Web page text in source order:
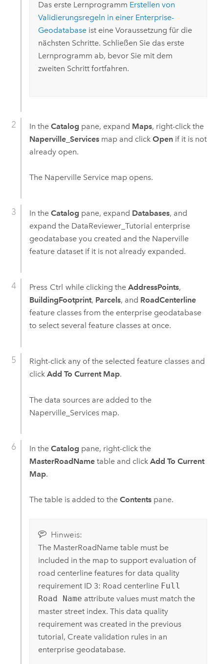
Das erste Lernprogramm Erstellen von
Validierungsregeln in einer Enterprise-
Geodatabaseist eine Voraussetzung für die
nächsten Schritte. Schließen Sie das erste
Lernprogramm ab, bevor Sie mit dem
zweiten Schritt fortfahren.
In the Catalog pane, expand Maps, right-click the
Naperville_Servicesmap and click Openif it is not
already open.
The Naperville Service map opens.
In the Catalog pane, expand Databases, and
expand the DataReviewer_Tutorial enterprise
geodatabase you created and the Naperville
feature dataset if it is not already expanded.
Press Ctrl while clicking the AddressPoints,
BuildingFootprint, Parcels, and RoadCenterline
feature classes from the enterprise geodatabase
to select several feature classes at once.
Right-click any of the selected feature classes and
click Add To Current Map.
The data sources are added to the
Naperville_Services map.
In the Catalog pane, right-click the
MasterRoadNametable and click Add To Current
Map.
The table is added to the Contentspane.
Hinweis:
The MasterRoadName table must be
included in the map to support evaluation of
road centerline features for data quality
requirement ID 3: Road centerline Full
Road Name attribute values must match the
master street index. This data quality
requirement was created in the previous
tutorial, Create validation rules in an
enterprise geodatabase.